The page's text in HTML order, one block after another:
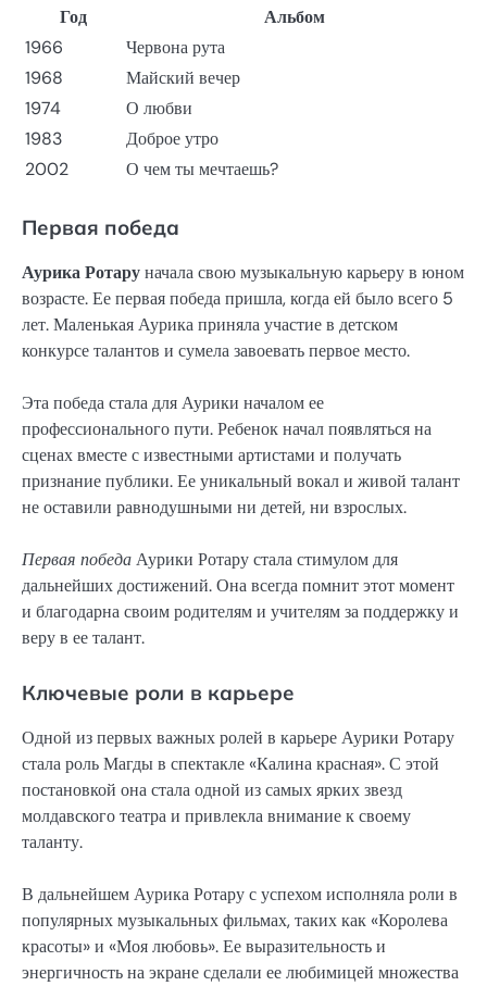
Год
Альбом
1966
Червона рута
1968
Майский вечер
1974
О любви
1983
Доброе утро
2002
О чем ты мечтаешь?
Первая победа
Аурика Ротаруначала свою музыкальную карьеру в юном
возрасте. Ее первая победа пришла, когда ей было всего 5
лет. Маленькая Аурика приняла участие в детском
конкурсе талантов и сумела завоевать первое место.
Эта победа стала для Аурики началом ее
профессионального пути. Ребенок начал появляться на
сценах вместе с известными артистами и получать
признание публики. Ее уникальный вокал и живой талант
не оставили равнодушными ни детей, ни взрослых.
Первая победаАурики Ротару стала стимулом для
дальнейших достижений. Она всегда помнит этот момент
и благодарна своим родителям и учителям за поддержку и
веру в ее талант.
Ключевые роли в карьере
Одной из первых важных ролей в карьере Аурики Ротару
стала роль Магды в спектакле «Калина красная». С этой
постановкой она стала одной из самых ярких звезд
молдавского театра и привлекла внимание к своему
таланту.
В дальнейшем Аурика Ротару с успехом исполняла роли в
популярных музыкальных фильмах, таких как «Королева
красоты» и «Моя любовь». Ее выразительность и
энергичность на экране сделали ее любимицей множества